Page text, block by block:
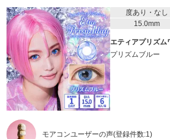
度あり・なし
15.0mm
エティアプリズム
プリズムブルー
モアコンユーザーの声(登録件数:1)